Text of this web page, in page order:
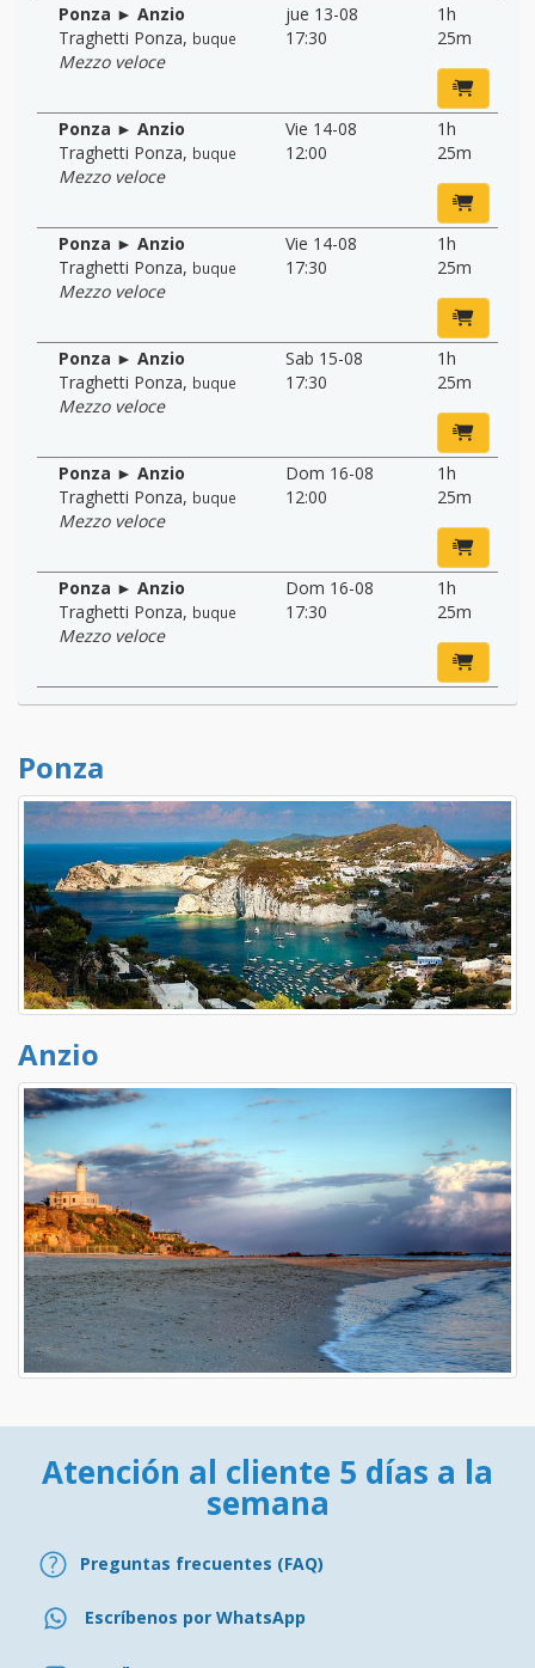
Ponza ► Anzio
Traghetti Ponza, buque
Mezzo veloce
jue 13-08
17:30
1h
25m
Ponza ► Anzio
Traghetti Ponza, buque
Mezzo veloce
Vie 14-08
12:00
1h
25m
Ponza ► Anzio
Traghetti Ponza, buque
Mezzo veloce
Vie 14-08
17:30
1h
25m
Ponza ► Anzio
Traghetti Ponza, buque
Mezzo veloce
Sab 15-08
17:30
1h
25m
Ponza ► Anzio
Traghetti Ponza, buque
Mezzo veloce
Dom 16-08
12:00
1h
25m
Ponza ► Anzio
Traghetti Ponza, buque
Mezzo veloce
Dom 16-08
17:30
1h
25m
Ponza
Anzio
Atención al cliente 5 días a la
semana
Preguntas frecuentes (FAQ)
Escríbenos por WhatsApp